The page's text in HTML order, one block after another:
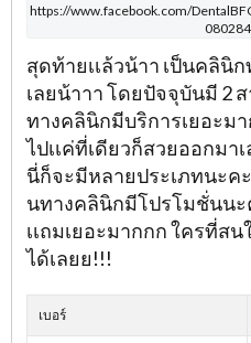
https://www.facebook.com/
สุดท้ายเเล้วน้าา เป็นคลิ
เลยน้าาา โดยปัจจุบันมี 2
ทางคลินิกมีบริการเยอะม
ไปเเค่ที่เดียวก็สวยออกม
นี่ก็จะมีหลายประเภทนะค
นทางคลินิกมีโปรโมชั่นนะ
เเถมเยอะมากกก ใครที่ส
ได้เลยย!!!
เบอร์